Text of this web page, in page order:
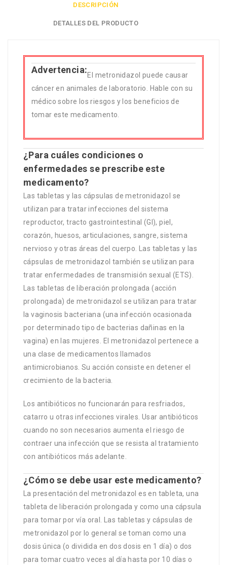
DESCRIPCIÓN
DETALLES DEL PRODUCTO
Advertencia:El metronidazol puede causar
cáncer en animales de laboratorio. Hable con su
médico sobre los riesgos y los beneficios de
tomar este medicamento.
¿Para cuáles condiciones o
enfermedades se prescribe este
medicamento?
Las tabletas y las cápsulas de metronidazol se
utilizan para tratar infecciones del sistema
reproductor, tracto gastrointestinal (GI), piel,
corazón, huesos, articulaciones, sangre, sistema
nervioso y otras áreas del cuerpo. Las tabletas y las
cápsulas de metronidazol también se utilizan para
tratar enfermedades de transmisión sexual (ETS).
Las tabletas de liberación prolongada (acción
prolongada) de metronidazol se utilizan para tratar
la vaginosis bacteriana (una infección ocasionada
por determinado tipo de bacterias dañinas en la
vagina) en las mujeres. El metronidazol pertenece a
una clase de medicamentos llamados
antimicrobianos. Su acción consiste en detener el
crecimiento de la bacteria.
Los antibióticos no funcionarán para resfriados,
catarro u otras infecciones virales. Usar antibióticos
cuando no son necesarios aumenta el riesgo de
contraer una infección que se resista al tratamiento
con antibióticos más adelante.
¿Cómo se debe usar este medicamento?
La presentación del metronidazol es en tableta, una
tableta de liberación prolongada y como una cápsula
para tomar por vía oral. Las tabletas y cápsulas de
metronidazol por lo general se toman como una
dosis única (o dividida en dos dosis en 1 día) o dos
para tomar cuatro veces al día hasta por 10 días o